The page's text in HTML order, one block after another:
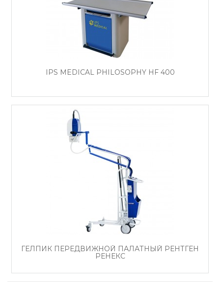
IPS MEDICAL PHILOSOPHY HF 400
ГЕЛПИК ПЕРЕДВИЖНОЙ ПАЛАТНЫЙ РЕНТГЕН
РЕНЕКС